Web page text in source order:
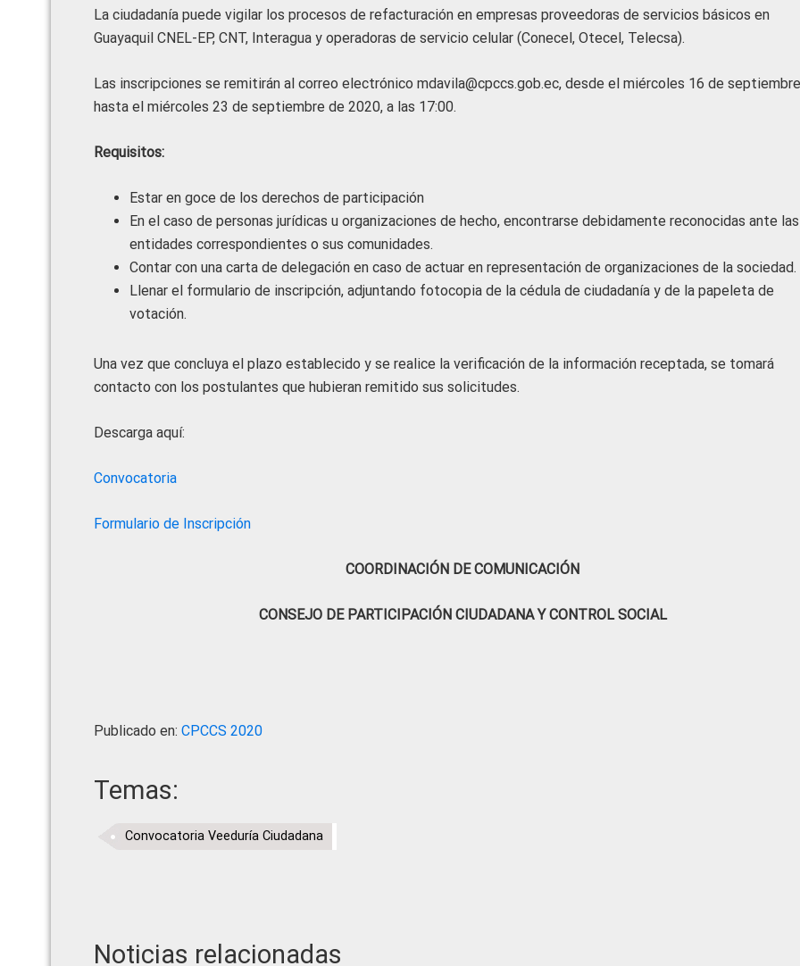
La ciudadanía puede vigilar los procesos de refacturación en empresas proveedoras de servicios básicos en
Guayaquil CNEL-EP, CNT, Interagua y operadoras de servicio celular (Conecel, Otecel, Telecsa).
Las inscripciones se remitirán al correo electrónico mdavila@cpccs.gob.ec, desde el miércoles 16 de
hasta el miércoles 23 de septiembre de 2020, a las 17:00.
Requisitos:
Estar en goce de los derechos de participación
En el caso de personas jurídicas u organizaciones de hecho, encontrarse debidamente reconocidas ante las
entidades correspondientes o sus comunidades.
Contar con una carta de delegación en caso de actuar en representación de organizaciones de la sociedad.
Llenar el formulario de inscripción, adjuntando fotocopia de la cédula de ciudadanía y de la papeleta de
votación.
Una vez que concluya el plazo establecido y se realice la verificación de la información receptada, se tomará
contacto con los postulantes que hubieran remitido sus solicitudes.
Descarga aquí:
Convocatoria
Formulario de Inscripción
COORDINACIÓN DE COMUNICACIÓN
CONSEJO DE PARTICIPACIÓN CIUDADANA Y CONTROL SOCIAL
Publicado en: CPCCS 2020
Temas:
Convocatoria Veeduría Ciudadana
Noticias relacionadas